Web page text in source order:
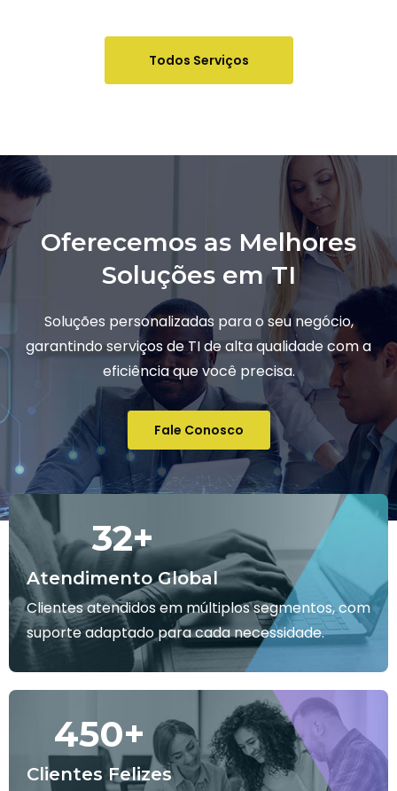
Todos Serviços
Oferecemos as Melhores
Soluções em TI
Soluções personalizadas para o seu negócio,
garantindo serviços de TI de alta qualidade com a
eficiência que você precisa.
Fale Conosco
Atendimento Global
32+
Clientes atendidos em múltiplos segmentos, com
suporte adaptado para cada necessidade.
Clientes Felizes
450+